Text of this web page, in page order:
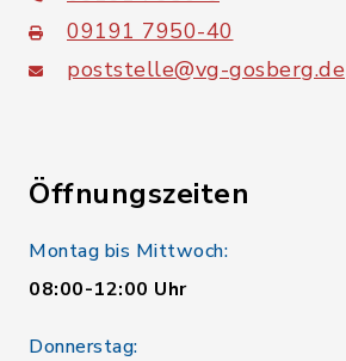
09191 7950-40
poststelle@vg-gosberg.de
Öffnungszeiten
Montag bis Mittwoch:
08:00-12:00 Uhr
Donnerstag: